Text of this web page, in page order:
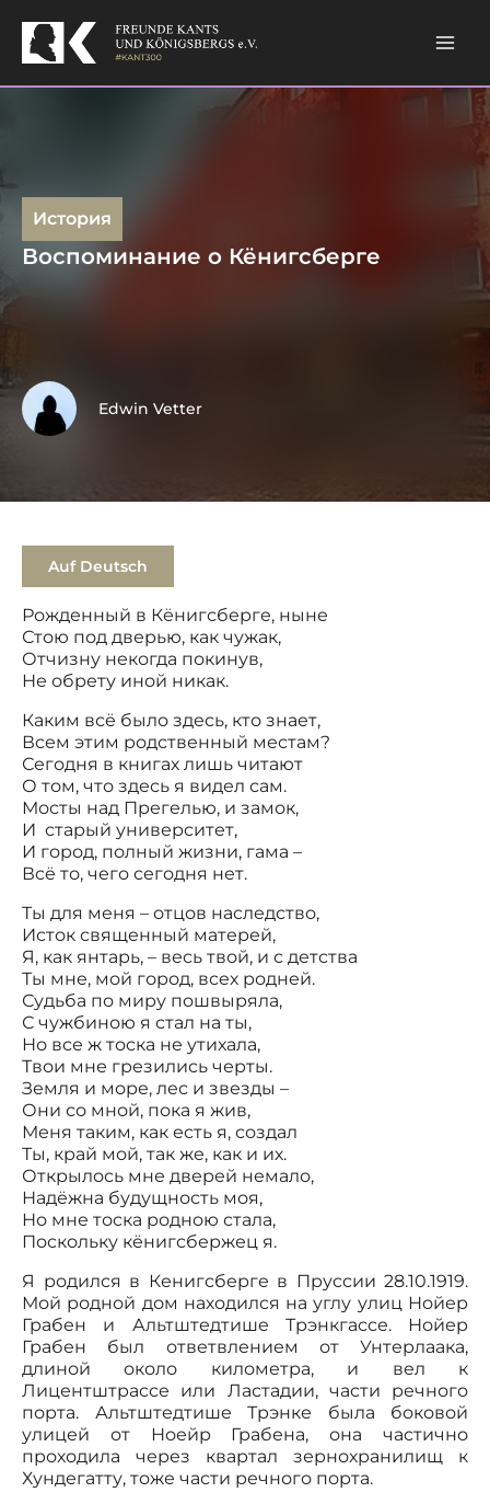
content
История
Воспоминание о Кёнигсберге
Edwin Vetter
Auf Deutsch
Рожденный в Кёнигсберге, ныне
Стою под дверью, как чужак,
Отчизну некогда покинув,
Не обрету иной никак.
Каким всё было здесь, кто знает,
Всем этим родственный местам?
Сегодня в книгах лишь читают
О том, что здесь я видел сам.
Мосты над Прегелью, и замок,
И старый университет,
И город, полный жизни, гама –
Всё то, чего сегодня нет.
Ты для меня – отцов наследство,
Исток священный матерей,
Я, как янтарь, – весь твой, и с детства
Ты мне, мой город, всех родней.
Судьба по миру пошвыряла,
С чужбиною я стал на ты,
Но все ж тоска не утихала,
Твои мне грезились черты.
Земля и море, лес и звезды –
Они со мной, пока я жив,
Меня таким, как есть я, создал
Ты, край мой, так же, как и их.
Открылось мне дверей немало,
Надёжна будущность моя,
Но мне тоска родною стала,
Поскольку кёнигсбержец я.
Я родился в Кенигсберге в Пруссии 28.10.1919.
Мой родной дом находился на углу улиц Нойер
Грабен и Альтштедтише Трэнкгассе. Нойер
Грабен был ответвлением от Унтерлаака,
длиной около километра, и вел к
Лицентштрассе или Ластадии, части речного
порта. Альтштедтише Трэнке была боковой
улицей от Ноейр Грабена, она частично
проходила через квартал зернохранилищ к
Хундегатту, тоже части речного порта.